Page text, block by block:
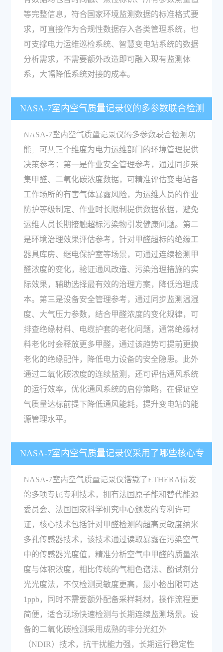
等完整信息，符合国家环境监测数据的标准格式要
求，可直接作为合规性数据存入各类管理系统，也
可支撑电力运维巡检系统、智慧变电站系统的数据
分析需求，不需要额外改造即可融入现有监测体
系，大幅降低系统对接的成本。
NASA-7室内空气质量记录仪的多参数联合检测
功能，可以为电力运维部门的环境管理提供哪些
决策参考？
NASA-7室内空气质量记录仪的多参数联合检测功
能，可从三个维度为电力运维部门的环境管理提供
决策参考：第一是作业安全管理参考，通过同步采
集甲醛、二氧化碳浓度数据，可精准评估变电站各
工作场所的有害气体暴露风险，为运维人员的作业
防护等级制定、作业时长限制提供数据依据，避免
运维人员长期接触超标污染物引发健康问题。第二
是环境治理效果评估参考，针对甲醛超标的绝缘工
器具库房、继电保护室等场景，可通过连续检测甲
醛浓度的变化，验证通风改造、污染治理措施的实
际效果，辅助选择最有效的治理方案，降低治理成
本。第三是设备安全管理参考，通过同步监测温湿
度、大气压力参数，结合甲醛浓度的变化规律，可
排查绝缘材料、电缆护套的老化问题，通常绝缘材
料老化时会释放更多甲醛，通过该趋势可提前更换
老化的绝缘配件，降低电力设备的安全隐患。此外
通过二氧化碳浓度的连续监测，还可评估通风系统
的运行效率，优化通风系统的启停策略，在保证空
气质量达标前提下降低通风能耗，提升变电站的能
源管理水平。
NASA-7室内空气质量记录仪采用了哪些核心专
利技术，相比传统甲醛检测方法有什么性能优
势？
NASA-7室内空气质量记录仪搭载了ETHERA研发
的多项专属专利技术，拥有法国原子能和替代能源
委员会、法国国家科学研究中心颁发的专利许可
证，核心技术包括针对甲醛检测的超高灵敏度纳米
多孔传感器技术，该技术通过读取暴露在污染空气
中的传感器光度值，精准分析空气中甲醛的质量浓
度与体积浓度，相比传统的气相色谱法、酚试剂分
光光度法，不仅检测灵敏度更高，最小检出限可达
1ppb，同时不需要额外配备采样耗材，操作流程更
简便，适合现场快速检测与长期连续监测场景。设
备的二氧化碳检测采用成熟的非分光红外
（NDIR）技术，抗干扰能力强，长期运行稳定性